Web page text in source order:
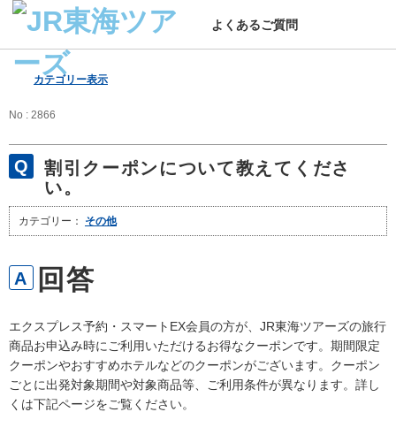
よくあるご質問
カテゴリー表示
No : 2866
割引クーポンについて教えてくださ
い。
カテゴリー： その他
エクスプレス予約・スマートEX会員の方が、JR東海ツアーズの旅行
商品お申込み時にご利用いただけるお得なクーポンです。期間限定
クーポンやおすすめホテルなどのクーポンがございます。クーポン
ごとに出発対象期間や対象商品等、ご利用条件が異なります。詳し
くは下記ページをご覧ください。